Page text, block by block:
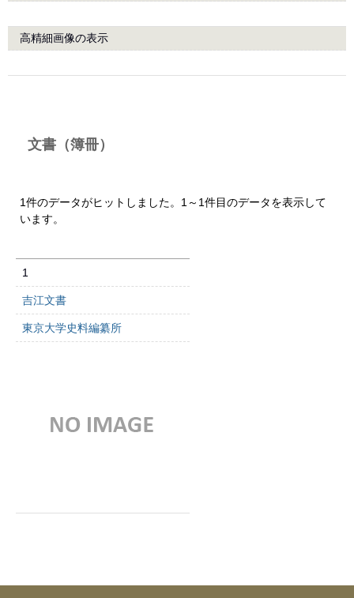
高精細画像の表示
文書（簿冊）
1件のデータがヒットしました。1～1件目のデータを表示して
います。
1
吉江文書
東京大学史料編纂所